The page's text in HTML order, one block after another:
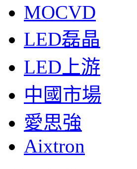
MOCVD
LED磊晶
LED上游
中國市場
愛思強
Aixtron